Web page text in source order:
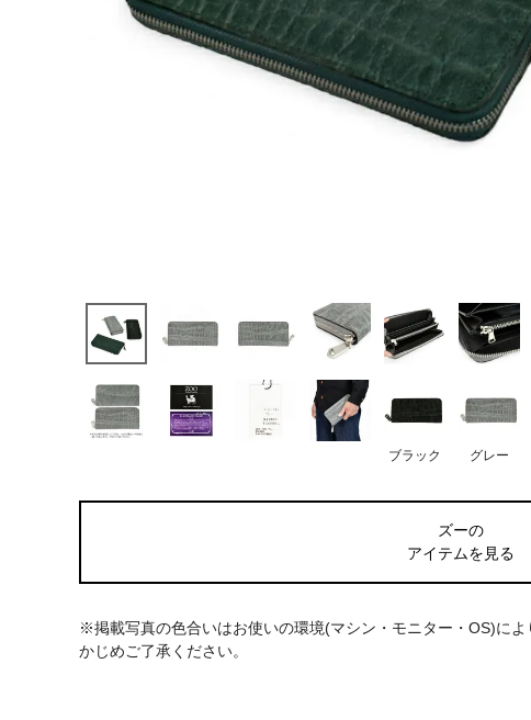
ブラック グレー
ズーの
アイテムを見る
※掲載写真の色合いはお使いの環境(マシン・モニター・OS)に
かじめご了承ください。